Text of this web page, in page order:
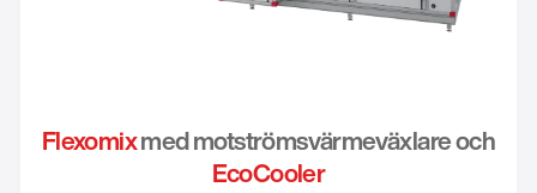
Flexomixmed motströmsvärmeväxlare och
EcoCooler